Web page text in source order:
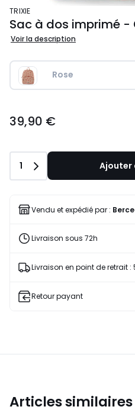
TRIXIE
Sac à dos imprimé
Voir la description
Rose
€.
39,90 €
Quantité
1 Ajouter
Vendu et expédié par :
Livraison sous 72h
Livraison en point de retrait :
Retour payant
Articles similaires